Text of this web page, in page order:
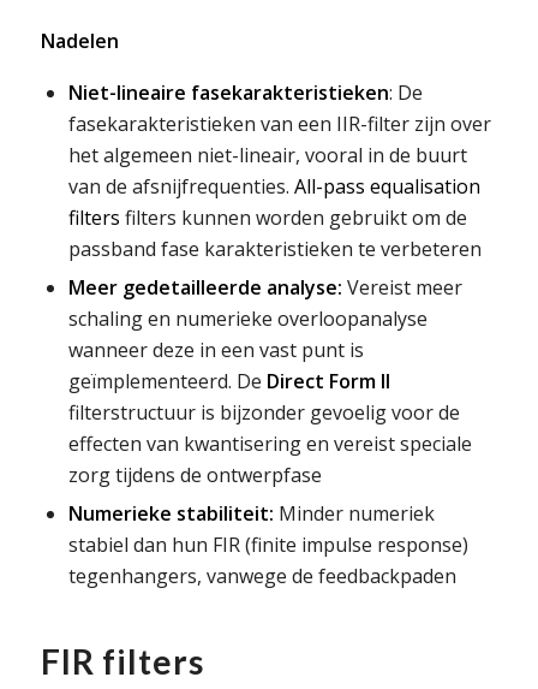
Nadelen
Niet-lineaire fasekarakteristieken: De
fasekarakteristieken van een IIR-filter zijn over
het algemeen niet-lineair, vooral in de buurt
van de afsnijfrequenties. All-pass equalisation
filters filters kunnen worden gebruikt om de
passband fase karakteristieken te verbeteren
Meer gedetailleerde analyse: Vereist meer
schaling en numerieke overloopanalyse
wanneer deze in een vast punt is
geïmplementeerd. De Direct Form II
filterstructuur is bijzonder gevoelig voor de
effecten van kwantisering en vereist speciale
zorg tijdens de ontwerpfase
Numerieke stabiliteit: Minder numeriek
stabiel dan hun FIR (finite impulse response)
tegenhangers, vanwege de feedbackpaden
FIR filters